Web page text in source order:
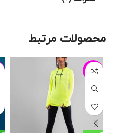
محصولات مرتبط
-19%